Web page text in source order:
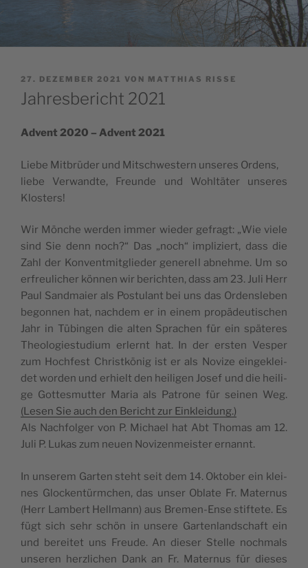
VERÖFFENTLICHT
AM
27. DEZEMBER 2021 VON MATTHIAS RISSE
Jahresbericht 2021
Advent 2020 – Advent 2021
Lie­be Mit­brü­der und Mit­schwes­tern unse­res Ordens,
lie­be Ver­wand­te, Freun­de und Wohl­tä­ter unse­res
Klosters!
Wir Mön­che wer­den immer wie­der gefragt: „Wie vie­le
sind Sie denn noch?“ Das „noch“ impli­ziert, dass die
Zahl der Kon­vent­mit­glie­der gene­rell abneh­me. Um so
erfreu­li­cher kön­nen wir berich­ten, dass am 23. Juli Herr
Paul Sand­mai­er als Pos­tu­lant bei uns das Ordens­le­ben
begon­nen hat, nach­dem er in einem pro­pä­deu­ti­schen
Jahr in Tübin­gen die alten Spra­chen für ein spä­te­res
Theo­lo­gie­stu­di­um erlernt hat. In der ers­ten Ves­per
zum Hoch­fest Christ­kö­nig ist er als Novi­ze ein­ge­klei­
det wor­den und erhielt den hei­li­gen Josef und die hei­li­
ge Got­tes­mut­ter Maria als Patro­ne für sei­nen Weg.
(Lesen Sie auch den Bericht zur Einkleidung.)
Als Nach­fol­ger von P. Micha­el hat Abt Tho­mas am 12.
Juli P. Lukas zum neu­en Novi­zen­meis­ter ernannt.
In unse­rem Gar­ten steht seit dem 14. Okto­ber ein klei­
nes Glo­cken­türm­chen, das unser Obla­te Fr. Mate­r­nus
(Herr Lam­bert Hell­mann) aus Bre­men-Ense stif­te­te. Es
fügt sich sehr schön in unse­re Gar­ten­land­schaft ein
und berei­tet uns Freu­de. An die­ser Stel­le noch­mals
unse­ren herz­li­chen Dank an Fr. Mate­r­nus für die­ses